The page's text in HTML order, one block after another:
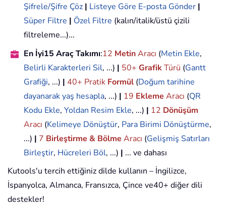
Şifrele/Şifre Çöz | Listeye Göre E-posta Gönder |
Süper Filtre | Özel Filtre (kalın/italik/üstü çizili
filtreleme...)...
En İyi15 Araç Takımı:12 MetinAracı (Metin Ekle,
Belirli Karakterleri Sil, ...) | 50+ GrafikTürü (Gantt
Grafiği, ...) | 40+ Pratik Formül (Doğum tarihine
dayanarak yaş hesapla, ...) | 19 Ekleme Aracı (QR
Kodu Ekle, Yoldan Resim Ekle, ...) | 12 Dönüşüm
Aracı (Kelimeye Dönüştür, Para Birimi Dönüştürme,
...) | 7 Birleştirme & Bölme Aracı (Gelişmiş Satırları
Birleştir, Hücreleri Böl, ...) | ... ve dahası
Kutools'u tercih ettiğiniz dilde kullanın – İngilizce,
İspanyolca, Almanca, Fransızca, Çince ve40+ diğer dili
destekler!